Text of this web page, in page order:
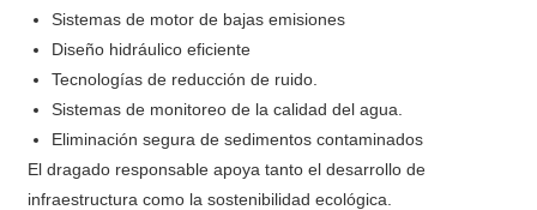
Sistemas de motor de bajas emisiones
Diseño hidráulico eficiente
Tecnologías de reducción de ruido.
Sistemas de monitoreo de la calidad del agua.
Eliminación segura de sedimentos contaminados
El dragado responsable apoya tanto el desarrollo de
infraestructura como la sostenibilidad ecológica.